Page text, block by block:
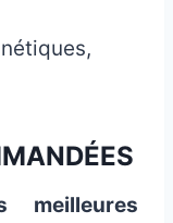
meilleures